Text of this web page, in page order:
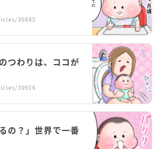
30885
つわりは、ココが
30916
の？」世界で一番